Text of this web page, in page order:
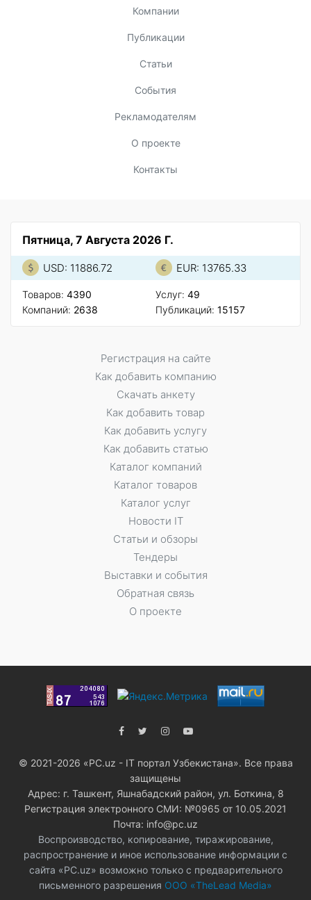
Компании
Публикации
Статьи
События
Рекламодателям
О проекте
Контакты
Пятница, 7 Августа 2026 Г.
USD: 11886.72 EUR: 13765.33
Товаров: 4390
Компаний: 2638
Услуг: 49
Публикаций: 15157
Регистрация на сайте
Как добавить компанию
Скачать анкету
Как добавить товар
Как добавить услугу
Как добавить статью
Каталог компаний
Каталог товаров
Каталог услуг
Новости IT
Статьи и обзоры
Тендеры
Выставки и события
Обратная связь
О проекте
© 2021-2026 «PC.uz - IT портал Узбекистана». Все права
защищены
Адрес: г. Ташкент, Яшнабадский район, ул. Боткина, 8
Регистрация электронного СМИ: №0965 от 10.05.2021
Почта: info@pc.uz
Воспроизводство, копирование, тиражирование,
распространение и иное использование информации с
сайта «PC.uz» возможно только с предварительного
письменного разрешения ООО «TheLead Media»